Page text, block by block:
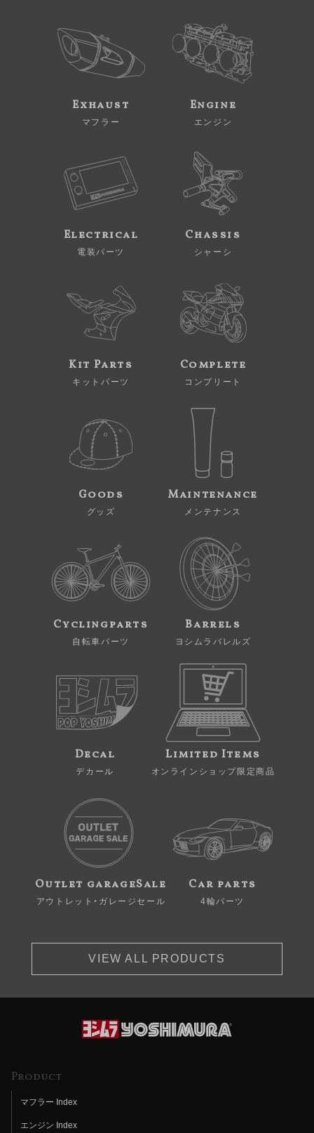
Exhaust
マフラー
Engine
エンジン
Electrical
電装パーツ
Chassis
シャーシ
Kit Parts
キットパーツ
Complete
コンプリート
Goods
グッズ
Maintenance
メンテナンス
Cyclingparts
自転車パーツ
Barrels
ヨシムラバレルズ
Decal
デカール
Limited Items
オンラインショップ限定商品
Outlet garageSale
アウトレット・ガレージセール
Car parts
4輪パーツ
VIEW ALL PRODUCTS
Product
マフラー Index
エンジン Index